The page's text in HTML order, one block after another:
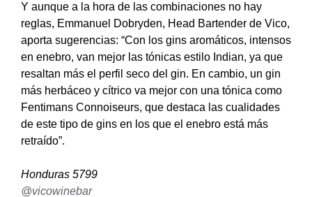
Y aunque a la hora de las combinaciones no hay
reglas, Emmanuel Dobryden, Head Bartender de Vico,
aporta sugerencias: “Con los gins aromáticos, intensos
en enebro, van mejor las tónicas estilo Indian, ya que
resaltan más el perfil seco del gin. En cambio, un gin
más herbáceo y cítrico va mejor con una tónica como
Fentimans Connoiseurs, que destaca las cualidades
de este tipo de gins en los que el enebro está más
retraído”.
Honduras 5799
@vicowinebar